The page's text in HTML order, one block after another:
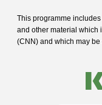
This programme
and other material which
(CNN) and which may be